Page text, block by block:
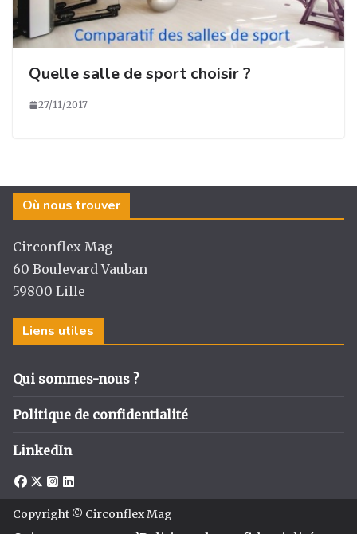
Quelle salle de sport choisir ?
27/11/2017
Où nous trouver
Circonflex Mag
60 Boulevard Vauban
59800 Lille
Liens utiles
Qui sommes-nous ?
Politique de confidentialité
LinkedIn
Copyright © Circonflex Mag